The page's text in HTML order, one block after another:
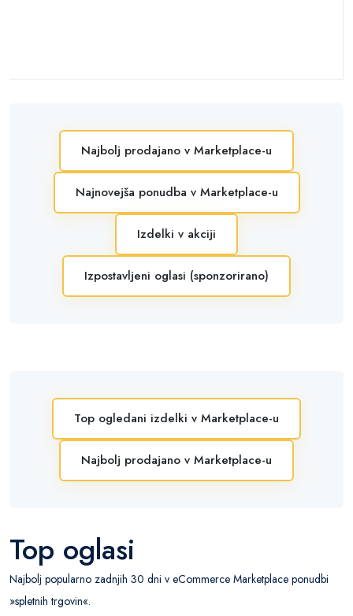
Najbolj prodajano v Marketplace-u
Najnovejša ponudba v Marketplace-u
Izdelki v akciji
Izpostavljeni oglasi (sponzorirano)
Top ogledani izdelki v Marketplace-u
Najbolj prodajano v Marketplace-u
Top oglasi
Najbolj popularno zadnjih 30 dni v eCommerce Marketplace ponudbi
»spletnih trgovin«.